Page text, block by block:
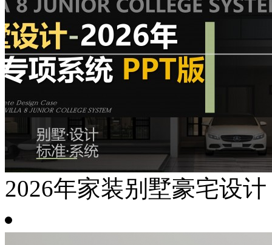
2026年家装别墅豪宅设计